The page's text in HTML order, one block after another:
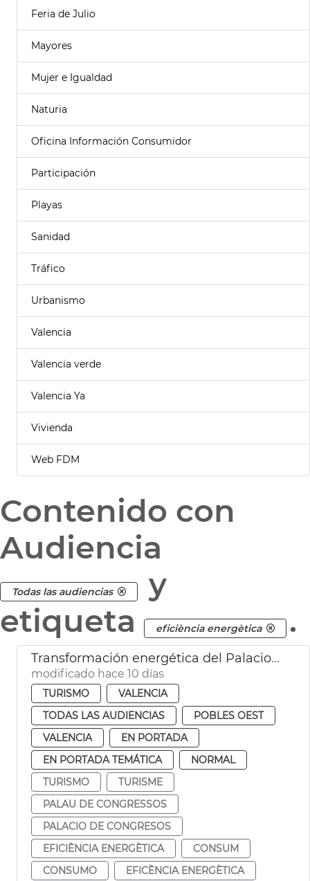
Feria de Julio
Mayores
Mujer e Igualdad
Naturia
Oficina Información Consumidor
Participación
Playas
Sanidad
Tráfico
Urbanismo
Valencia
Valencia verde
Valencia Ya
Vivienda
Web FDM
Contenido con
Audiencia
Todas las audiencias
y
etiqueta
eficiència energètica .
Transformación energética del Palacio de Congresos
modificado hace 10 días
TURISMO
VALENCIA
TODAS LAS AUDIENCIAS
POBLES OEST
VALENCIA
EN PORTADA
EN PORTADA TEMÁTICA
NORMAL
TURISMO
TURISME
PALAU DE CONGRESSOS
PALACIO DE CONGRESOS
EFICIÈNCIA ENERGÈTICA
CONSUM
CONSUMO
EFICÈNCIA ENERGÈTICA